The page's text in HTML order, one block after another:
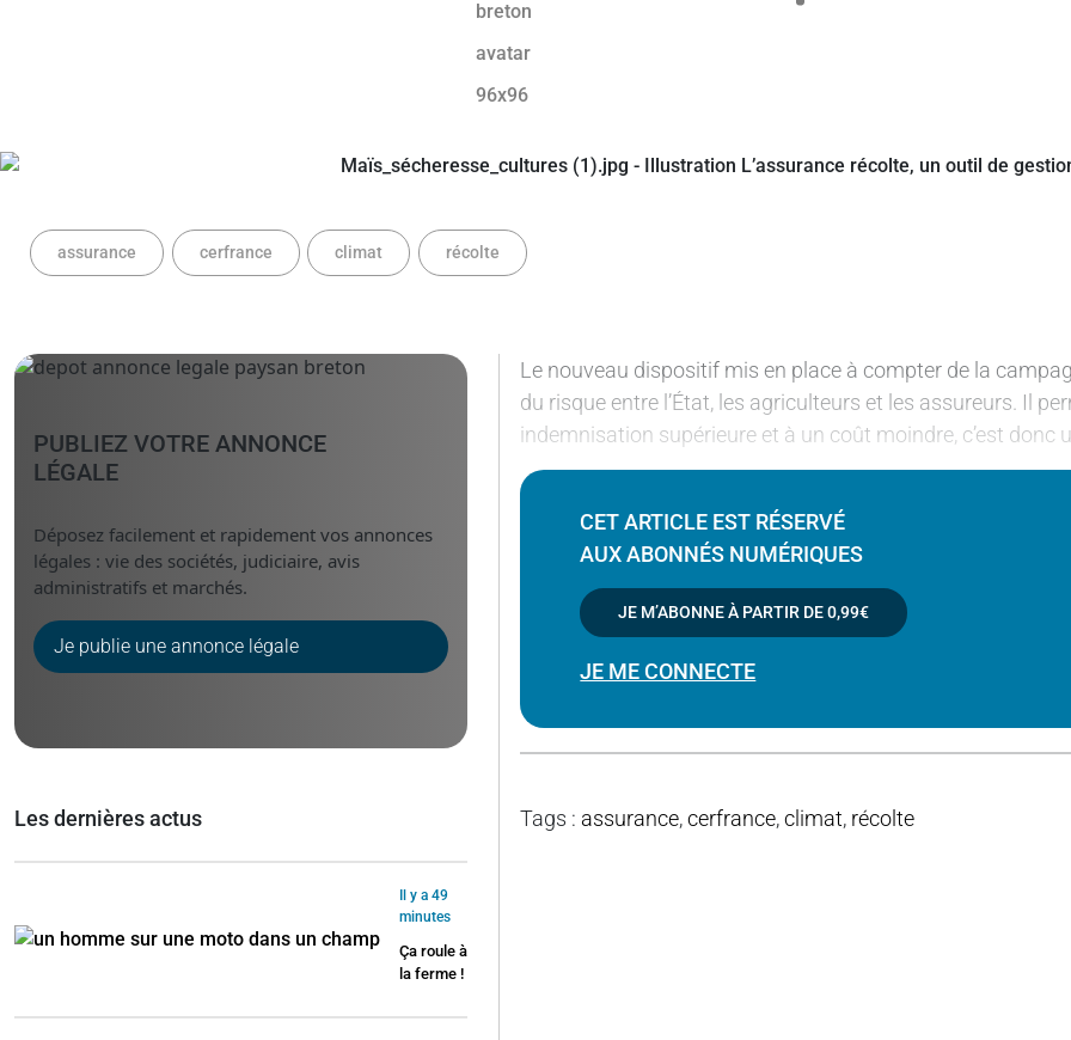
assurance cerfrance climat récolte
Le nouveau dispositif mis en place à compter de la
du risque entre l’État, les agriculteurs et les assureurs. Il
indemnisation supérieure et à un coût moindre, c’est donc
CET ARTICLE EST RÉSERVÉ
AUX ABONNÉS NUMÉRIQUES
JE M’ABONNE À PARTIR DE0,99€
JE ME CONNECTE
Tags : assurance,cerfrance,climat, récolte
PUBLIEZ VOTRE ANNONCE
LÉGALE
Déposez facilement et rapidement vos annonces
légales : vie des sociétés, judiciaire, avis
administratifs et marchés.
Je publie une annonce légale
Les dernières actus
Il y a 49
minutes
Ça roule à
la ferme !